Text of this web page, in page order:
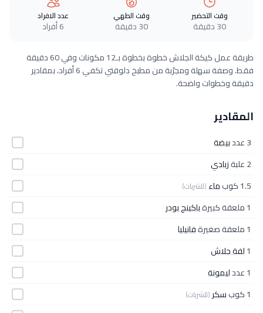
وقت التحضير
30 دقيقة
وقت الطهي
30 دقيقة
عدد الافراد
6 أفراد
طريقة عمل كيكة الجلاش خطوة بخطوة بـ12 مكونات وفي 60 دقيقة
فقط. وصفة سهلة ومجرّبة من مطبخ دلوقتي تكفي 6 أفراد، بمقادير
دقيقة وخطوات واضحة.
المقادير
3 عدد
بيضة
2 علبة
زبادي
1.5 كوب
ماء(للشربات)
1 ملعقة كبيرة
باكينج بودر
1 ملعقة صغيرة
فانيليا
1لفة جلاش
1 عدد
ليمونة
1 كوب
سكر (للشربات)